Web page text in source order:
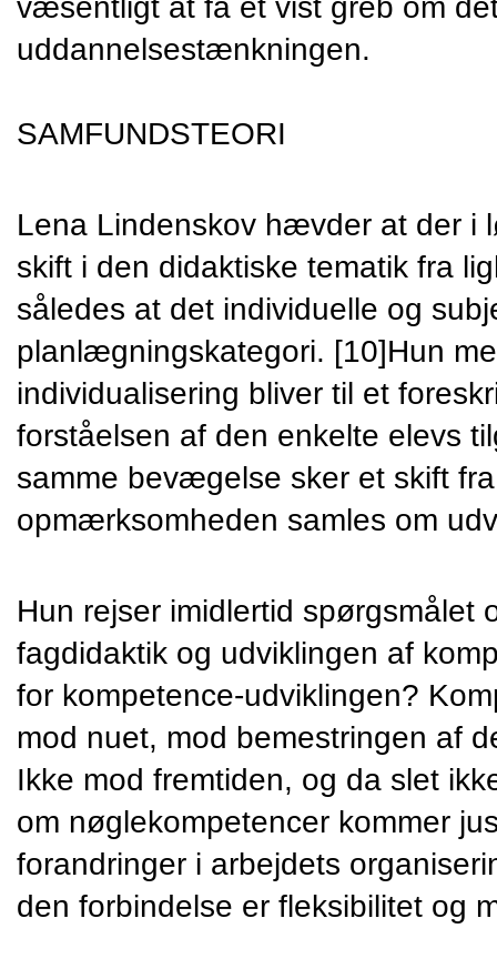
væsentligt at få et vist greb om
uddannelsestænkningen.
SAMFUNDSTEORI
Lena Lindenskov hævder at der i
skift i den didaktiske tematik fra
således at det individuelle og
planlægningskategori. [10]Hun
individualisering bliver til et
forståelsen af den enkelte elevs
samme bevægelse sker et skift
opmærksomheden samles om
Hun rejser imidlertid spørgsmålet
fagdidaktik og udviklingen af
for kompetence-udviklingen?
mod nuet, mod bemestringen af
Ikke mod fremtiden, og da slet
om nøglekompetencer kommer
forandringer i arbejdets
den forbindelse er fleksibilitet og